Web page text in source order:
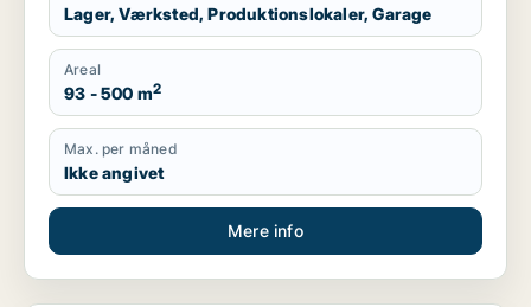
Lager, Værksted, Produktionslokaler, Garage
Areal
93 - 500 m2
Max. per måned
Ikke angivet
Mere info